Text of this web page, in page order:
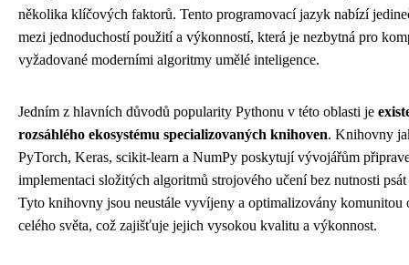
několika klíčových faktorů. Tento programovací jazyk nabízí
mezi jednoduchostí použití a výkonností, která je nezbytná pro
vyžadované moderními algoritmy umělé inteligence.
Jedním z hlavních důvodů popularity Pythonu v této oblasti je
rozsáhlého ekosystému specializovaných knihoven. Knihovny
PyTorch, Keras, scikit-learn a NumPy poskytují vývojářům
implementaci složitých algoritmů strojového učení bez nutnosti
Tyto knihovny jsou neustále vyvíjeny a optimalizovány komunitou
celého světa, což zajišťuje jejich vysokou kvalitu a výkonnost.